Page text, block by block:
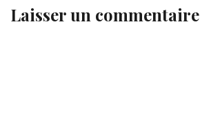
Laisser un commentaire